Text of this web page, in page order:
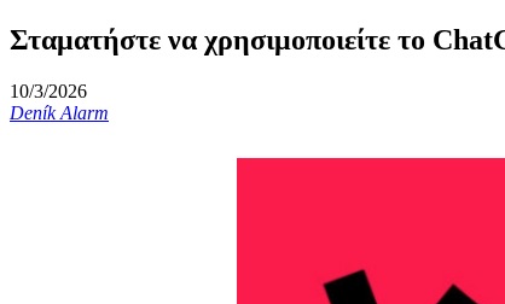
Σταματήστε να χρησιμοποιείτε το
10/3/2026
Deník Alarm